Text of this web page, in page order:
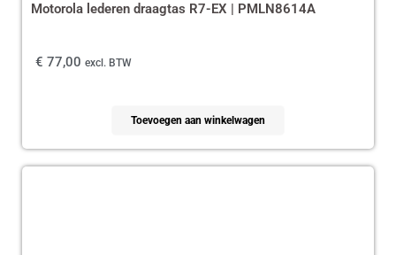
Motorola lederen draagtas R7-EX | PMLN8614A
€ 77,00 excl. BTW
Toevoegen aan winkelwagen